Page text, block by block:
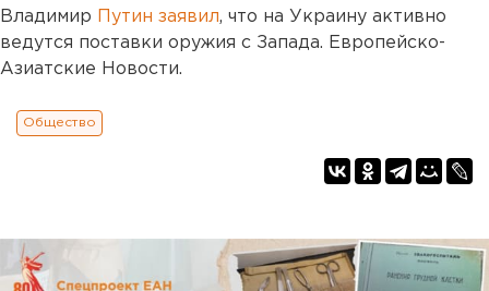
Владимир
Путин заявил, что на Украину активно
ведутся поставки оружия с Запада. Европейско-
Азиатские Новости.
Общество